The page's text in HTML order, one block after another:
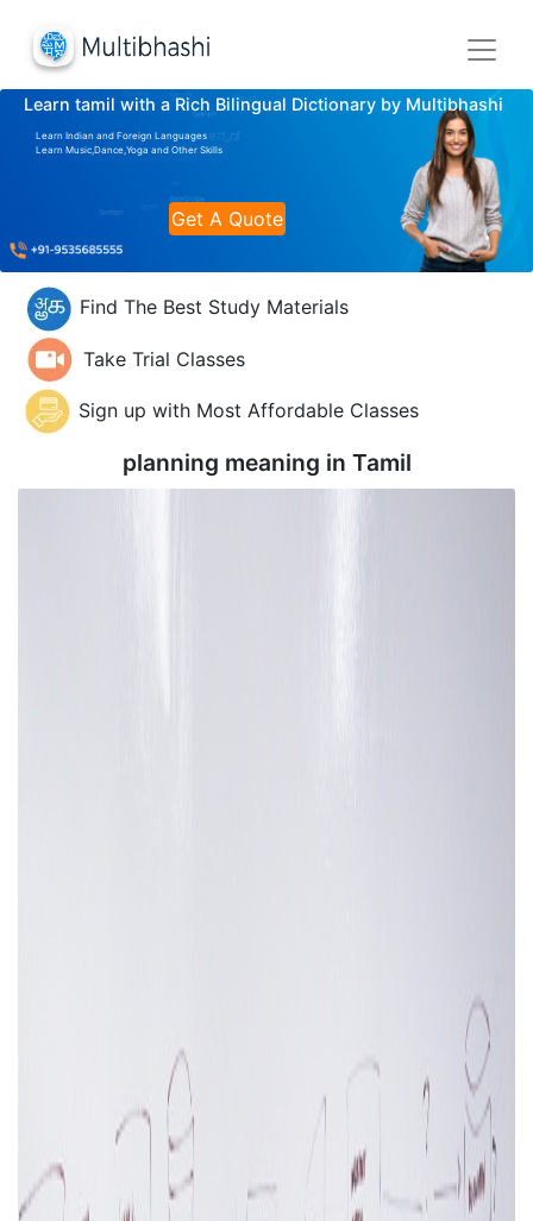
Learn tamil with a Rich Bilingual Dictionary by Multibhashi
Learn Indian and Foreign Languages
Learn Music,Dance,Yoga and Other Skills
Get A Quote
Find The Best Study Materials
Take Trial Classes
Sign up with Most Affordable Classes
planning meaning in Tamil